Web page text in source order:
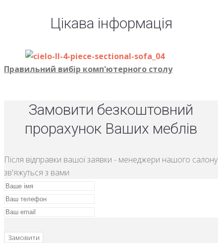
Цікава інформація
Правильний вибір комп'ютерного столу
Замовити безкоштовний
прорахунок Ваших меблів
Після відправки вашої заявки - менеджери нашого салону
зв'яжуться з вами
Замовити